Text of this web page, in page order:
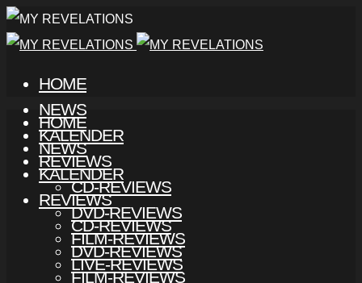
HOME
NEWS
KALENDER
REVIEWS
CD-REVIEWS
DVD-REVIEWS
FILM-REVIEWS
LIVE-REVIEWS
HOME
NEWS
KALENDER
REVIEWS
CD-REVIEWS
DVD-REVIEWS
FILM-REVIEWS